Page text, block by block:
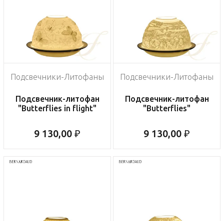
Подсвечники-Литофаны
Подсвечник-литофан
"Butterflies in flight"
9 130,00 ₽
Подсвечники-Литофаны
Подсвечник-литофан
"Butterflies"
9 130,00 ₽